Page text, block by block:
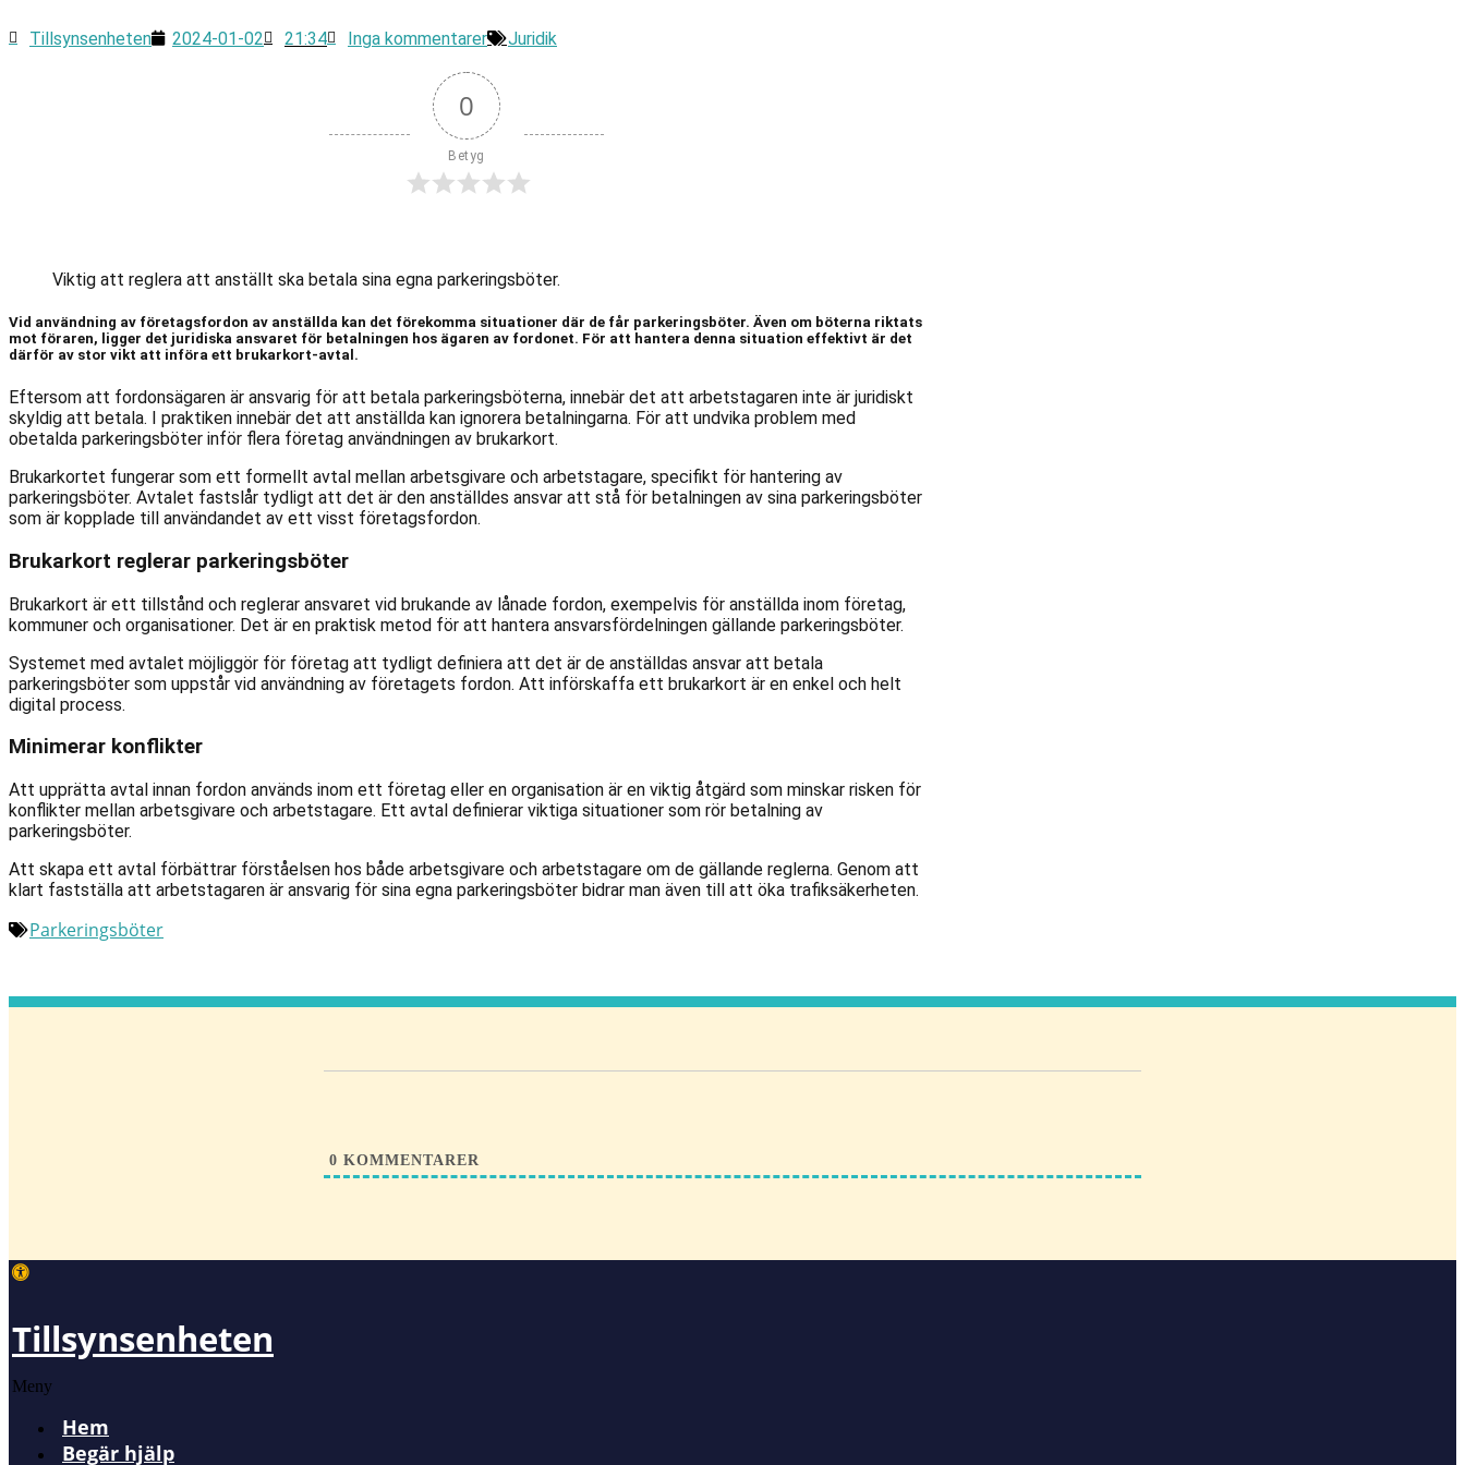
Tillsynsenheten 2024-01-02 21:34 Inga kommentarer Juridik
0
Betyg
Viktig att reglera att anställt ska betala sina egna parkeringsböter.
Vid användning av företagsfordon av anställda kan det förekomma situationer där de får parkeringsböter. Även om böterna riktats
mot föraren, ligger det juridiska ansvaret för betalningen hos ägaren av fordonet. För att hantera denna situation effektivt är det
därför av stor vikt att införa ett brukarkort-avtal.
Eftersom att fordonsägaren är ansvarig för att betala parkeringsböterna, innebär det att arbetstagaren inte är juridiskt
skyldig att betala. I praktiken innebär det att anställda kan ignorera betalningarna. För att undvika problem med
obetalda parkeringsböter inför flera företag användningen av brukarkort.
Brukarkortet fungerar som ett formellt avtal mellan arbetsgivare och arbetstagare, specifikt för hantering av
parkeringsböter. Avtalet fastslår tydligt att det är den anställdes ansvar att stå för betalningen av sina parkeringsböter
som är kopplade till användandet av ett visst företagsfordon.
Brukarkort reglerar parkeringsböter
Brukarkort är ett tillstånd och reglerar ansvaret vid brukande av lånade fordon, exempelvis för anställda inom företag,
kommuner och organisationer. Det är en praktisk metod för att hantera ansvarsfördelningen gällande parkeringsböter.
Systemet med avtalet möjliggör för företag att tydligt definiera att det är de anställdas ansvar att betala
parkeringsböter som uppstår vid användning av företagets fordon. Att införskaffa ett brukarkort är en enkel och helt
digital process.
Minimerar konflikter
Att upprätta avtal innan fordon används inom ett företag eller en organisation är en viktig åtgärd som minskar risken för
konflikter mellan arbetsgivare och arbetstagare. Ett avtal definierar viktiga situationer som rör betalning av
parkeringsböter.
Att skapa ett avtal förbättrar förståelsen hos både arbetsgivare och arbetstagare om de gällande reglerna. Genom att
klart fastställa att arbetstagaren är ansvarig för sina egna parkeringsböter bidrar man även till att öka trafiksäkerheten.
Parkeringsböter
0 KOMMENTARER
Tillsynsenheten
Meny
Hem
Begär hjälp